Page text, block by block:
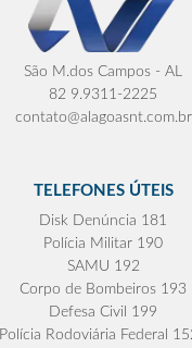
São M.dos Campos - AL
82 9.9311-2225
contato@alagoasnt.com.br
TELEFONES ÚTEIS
Disk Denúncia 181
Polícia Militar 190
SAMU 192
Corpo de Bombeiros 193
Defesa Civil 199
Polícia Rodoviária Federal